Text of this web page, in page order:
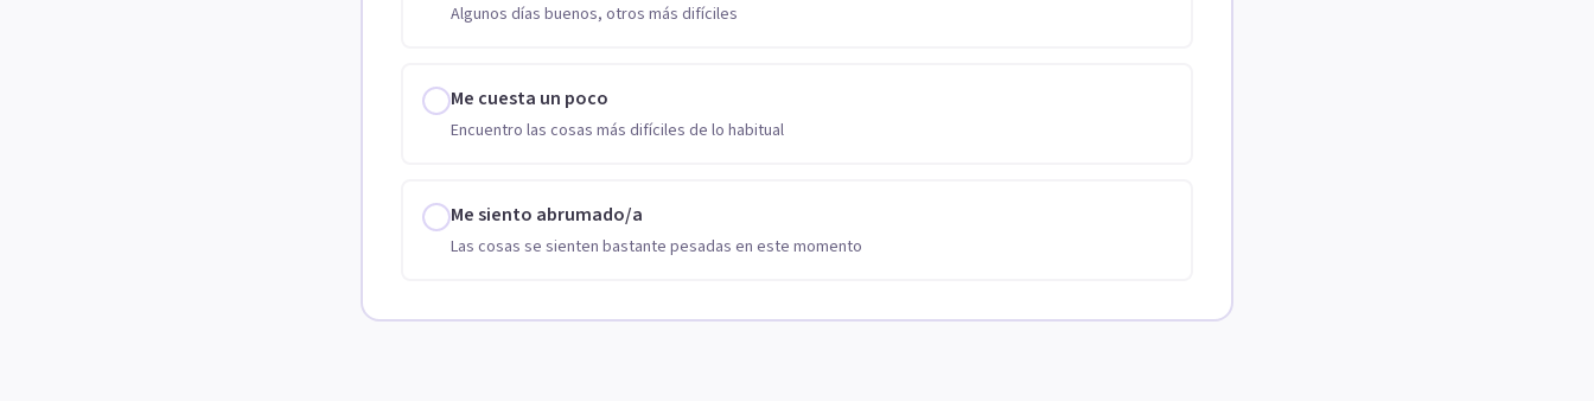
Algunos días buenos, otros más difíciles
Me cuesta un poco
Encuentro las cosas más difíciles de lo habitual
Me siento abrumado/a
Las cosas se sienten bastante pesadas en este momento